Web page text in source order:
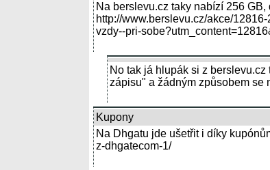
Na berslevu.cz taky nabízí 256
http://www.berslevu.cz/akce/
vzdy--pri-
No tak já hlupák si z
zápisu" a žádným způsobem se
Kupony
Na Dhgatu jde ušetřit i díky
z-dhgatecom-1/